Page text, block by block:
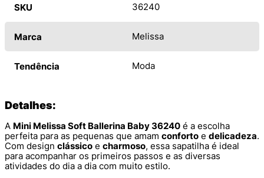
SKU 36240
Marca Melissa
Tendência Moda
Detalhes:
A Mini Melissa Soft Ballerina Baby 36240 é a escolha
perfeita para as pequenas que amam conforto e delicadeza.
Com design clássico e charmoso, essa sapatilha é ideal
para acompanhar os primeiros passos e as diversas
atividades do dia a dia com muito estilo.